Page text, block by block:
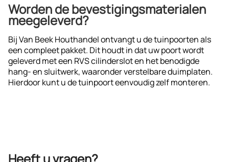
Worden de bevestigingsmaterialen
meegeleverd?
Bij Van Beek Houthandel ontvangt u de tuinpoorten als
een compleet pakket. Dit houdt in dat uw poort wordt
geleverd met een RVS cilinderslot en het benodigde
hang- en sluitwerk, waaronder verstelbare duimplaten.
Hierdoor kunt u de tuinpoort eenvoudig zelf monteren.
Heeft u vragen?